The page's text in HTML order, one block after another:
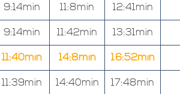
9:14min 11:8min 12:41min
9:14min 11:42min 13:31min
11:40min 14:8min 16:52min
11:39min 14:40min 17:48min